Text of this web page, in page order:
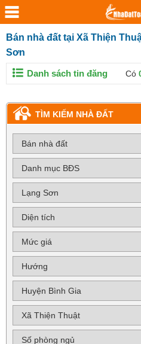
Bán nhà đất tại Xã Thiện
Sơn
Danh sách tin đăng Có
TÌM KIẾM NHÀ ĐẤT